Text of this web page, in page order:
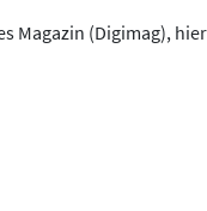
Magazin (Digimag),